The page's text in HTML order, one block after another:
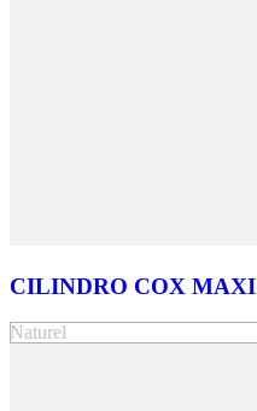
CILINDRO COX MAXI
Naturel